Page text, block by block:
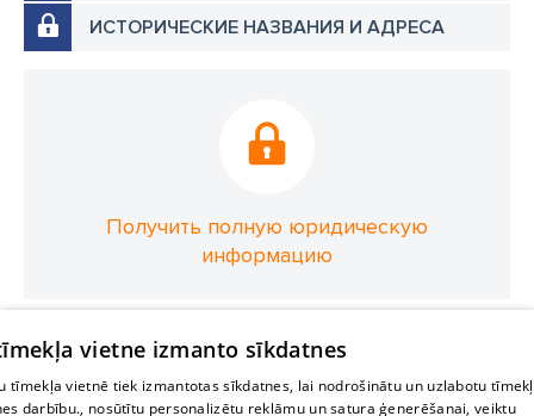
ИСТОРИЧЕСКИЕ НАЗВАНИЯ И АДРЕСА
Получить полную юридическую
информацию
vietne izmanto sīkdatnes
tīmekļa vietnē tiek izmantotas sīkdatnes, lai nodrošinātu un uzlabotu
darbību., nosūtītu personalizētu reklāmu un satura ģenerēšanai, veiktu